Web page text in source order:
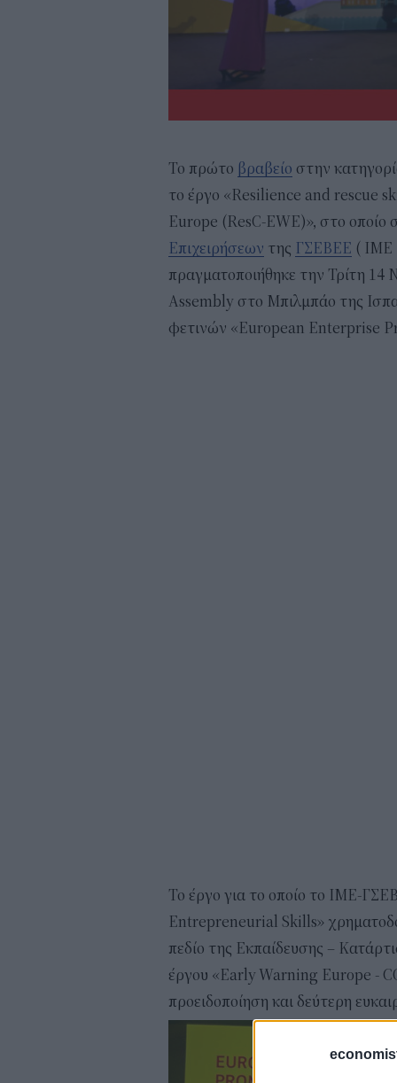
Το πρώτο βραβείο στην
το έργο «Resilience and rescue
Europe (ResC-EWE)», στο οποίο
Επιχειρήσεων της ΓΣΕΒΕΕ ( ΙΜΕ
πραγματοποιήθηκε την Τρίτη 14
Assembly στο Μπιλμπάο της
φετινών «European Enterprise
Το έργο για το οποίο το ΙΜΕ-
Entrepreneurial Skills»
πεδίο της Εκπαίδευσης –
έργου «Early Warning Europe -
προειδοποίηση και δεύτερη